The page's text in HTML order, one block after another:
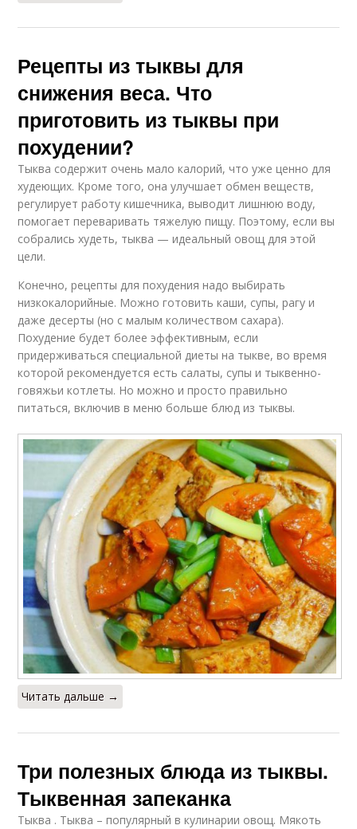
Рецепты из тыквы для
снижения веса. Что
приготовить из тыквы при
похудении?
Тыква содержит очень мало калорий, что уже ценно для
худеющих. Кроме того, она улучшает обмен веществ,
регулирует работу кишечника, выводит лишнюю воду,
помогает переваривать тяжелую пищу. Поэтому, если вы
собрались худеть, тыква — идеальный овощ для этой
цели.
Конечно, рецепты для похудения надо выбирать
низкокалорийные. Можно готовить каши, супы, рагу и
даже десерты (но с малым количеством сахара).
Похудение будет более эффективным, если
придерживаться специальной диеты на тыкве, во время
которой рекомендуется есть салаты, супы и тыквенно-
говяжьи котлеты. Но можно и просто правильно
питаться, включив в меню больше блюд из тыквы.
Читать дальше →
Три полезных блюда из тыквы.
Тыквенная запеканка
Тыква . Тыква – популярный в кулинарии овощ. Мякоть